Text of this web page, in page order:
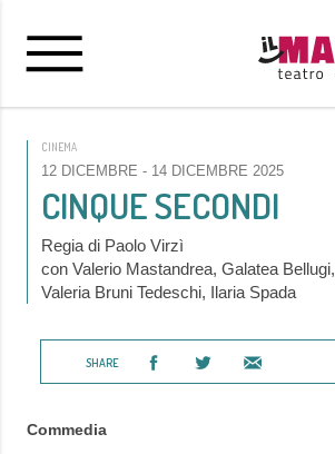
CINEMA
12 DICEMBRE - 14 DICEMBRE 2025
CINQUE SECONDI
Regia di Paolo Virzì
con Valerio Mastandrea, Galatea Bellugi,
Valeria Bruni Tedeschi, Ilaria Spada
SHARE
Commedia